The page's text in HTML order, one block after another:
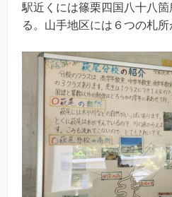
駅近くには篠栗四国八十八
る。山手地区には６つの札